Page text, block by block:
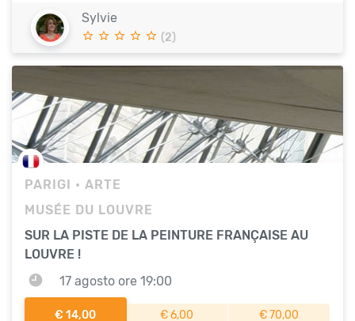
Sylvie
(2)
PARIGI • ARTE
MUSÉE DU LOUVRE
SUR LA PISTE DE LA PEINTURE FRANÇAISE AU
LOUVRE !
17 agosto ore 19:00
€ 14,00
€ 6,00
€ 70,00